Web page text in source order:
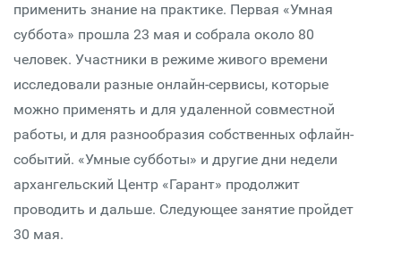
применить знание на практике. Первая «Умная
суббота» прошла 23 мая и собрала около 80
человек. Участники в режиме живого времени
исследовали разные онлайн-сервисы, которые
можно применять и для удаленной совместной
работы, и для разнообразия собственных офлайн-
событий. «Умные субботы» и другие дни недели
архангельский Центр «Гарант» продолжит
проводить и дальше. Следующее занятие пройдет
30 мая.